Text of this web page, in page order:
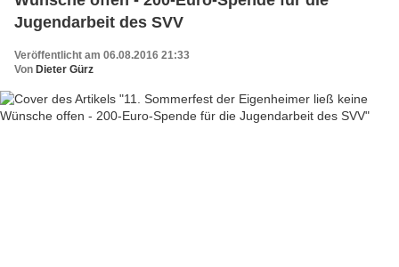
Jugendarbeit des SVV
Veröffentlicht am 06.08.2016 21:33
Von Dieter Gürz